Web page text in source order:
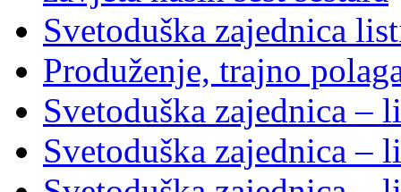
Svetoduška zajednica
Produženje, trajno
Svetoduška zajednica –
Svetoduška zajednica –